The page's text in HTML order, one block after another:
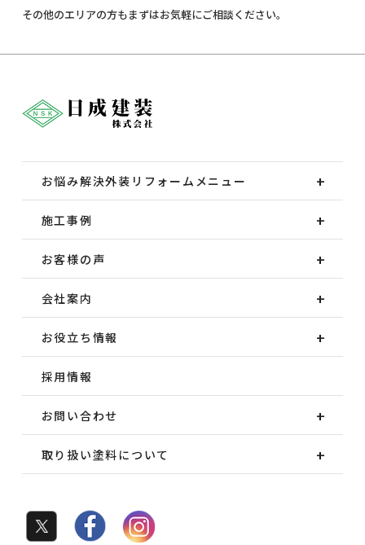
その他のエリアの方もまずはお気軽にご相談ください。
お悩み解決外装 リフォームメニュー
施工事例
お客様の声
会社案内
お役立ち情報
採用情報
お問い合わせ
取り扱い塗料について